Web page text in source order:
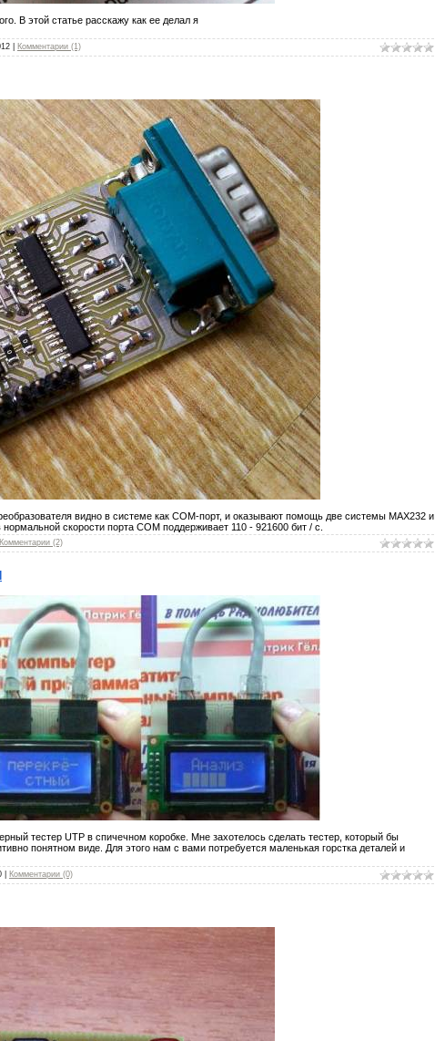
В этой статье расскажу как ее делал я
Комментарии (1)
видно в системе как COM-порт, и оказывают помощь две системы MAX232 и
скорости порта COM поддерживает 110 - 921600 бит / с.
Комментарии (2)
тестер UTP в спичечном коробке. Мне захотелось сделать тестер, который бы
понятном виде. Для этого нам с вами потребуется маленькая горстка деталей и
Комментарии (0)